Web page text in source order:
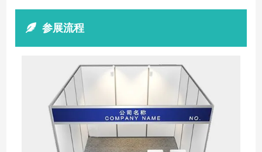
参展流程